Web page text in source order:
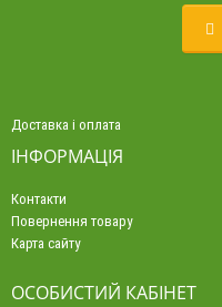
Доставка і оплата
ІНФОРМАЦІЯ
Контакти
Повернення товару
Карта сайту
ОСОБИСТИЙ КАБІНЕТ